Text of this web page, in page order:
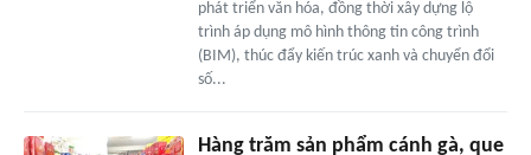
phát triển văn hóa, đồng thời xây dựng lộ
trình áp dụng mô hình thông tin công trình
(BIM), thúc đẩy kiến trúc xanh và chuyển đổi
số...
Hàng trăm sản phẩm cánh gà, que